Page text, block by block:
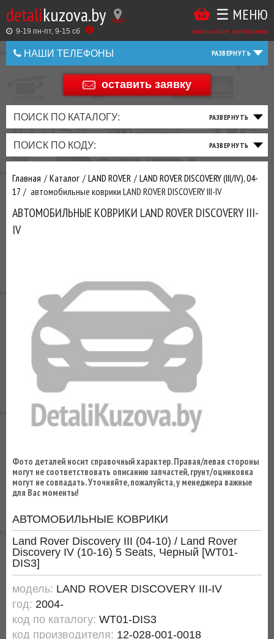
detalikuzova.by
9-19 пн-пт, 9-15 cб заказы online: круглосуточно
☰ МЕНЮ
НАШИ ТЕЛЕФОНЫ
+375 44 586 05 44
оставить заявку
ПОИСК ПО КАТАЛОГУ:
ПОИСК ПО КОДУ:
Главная Каталог LAND ROVER
LAND ROVER DISCOVERY (III/IV), 04-
17
автомобильные коврики LAND ROVER DISCOVERY III-IV
АВТОМОБИЛЬНЫЕ КОВРИКИ LAND ROVER DISCOVERY III-
IV
Фото деталей носит справочный характер. Правая/левая стороны
могут не соответствовать описанию запчастей, грунт/оцинковка
могут не совпадать. Уточняйте, пожалуйста, у менеджера важные
для Вас моменты!
АВТОМОБИЛЬНЫЕ КОВРИКИ
Land Rover Discovery III (04-10) / Land Rover
Discovery IV (10-16) 5 Seats, Черный [WT01-
DIS3]
модель: LAND ROVER DISCOVERY III-IV
год: 2004-
код по каталогу: WT01-DIS3
код производителя: 12-028-001-0018
Оставить
Оценить
товар
Купить
в
1
Беларусь
+375
+375
ТАКЖЕ
ВЫ
МОЖЕТЕ
У
ЗАКАЗАТЬ
ТО
ФИЛЬТРА
ТОРМОЗНАЯ
СИСТЕМА
ПОДВЕСКА
РУЛЕВОЕ
ТРАНСМИССИЯ
ПРИВОД
ДВИГАТЕЛЬ
ВЫХЛОП
ЭЛЕКТРИКА
ОСВЕЩЕНИЕ
ДОБАВИВ
МАСЛАИ ДРУГИЕ
ЗАПЧАСТИ К